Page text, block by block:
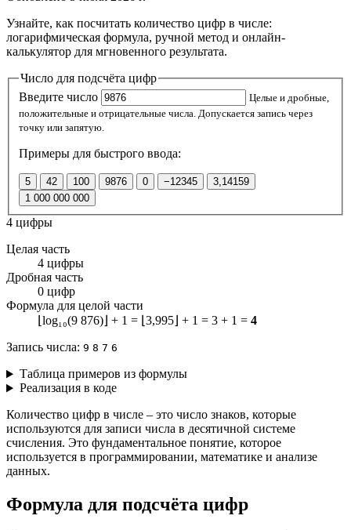
Узнайте, как посчитать количество цифр в числе:
логарифмическая формула, ручной метод и онлайн-
калькулятор для мгновенного результата.
Число для подсчёта цифр
Введите число
Целые и дробные,
положительные и отрицательные числа. Допускается запись через
точку или запятую.
Примеры для быстрого ввода:
5 42 100 9876 0 −12345
3,14159
1 000 000 000
4 цифры
Целая часть
4 цифры
Дробная часть
0 цифр
Формула для целой части
⌊log₁₀(9 876)⌋ + 1 = ⌊3,995⌋ + 1 = 3 + 1 = 4
Запись числа: 9 8 7 6
Таблица примеров из формулы
Реализация в коде
Количество цифр в числе – это число знаков, которые
используются для записи числа в десятичной системе
счисления. Это фундаментальное понятие, которое
используется в программировании, математике и анализе
данных.
Формула для подсчёта цифр